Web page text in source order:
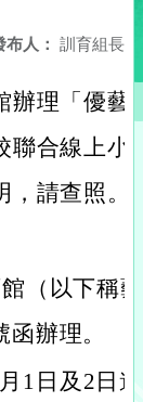
布人： 訓育組長
辦理「優藝
聯合線上小
請查照。
（以下稱
辦理。
1日及2日